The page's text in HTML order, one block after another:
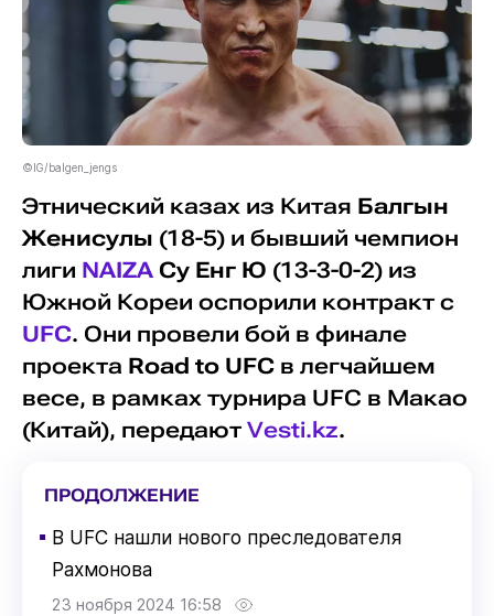
©IG/balgen_jengs
Этнический казах из Китая Балгын
Женисулы (18-5) и бывший чемпион
лиги NAIZAСу Енг Ю (13-3-0-2) из
Южной Кореи оспорили контракт с
UFC. Они провели бой в финале
проекта Road to UFCв легчайшем
весе, в рамках турнира UFC в Макао
(Китай), передают Vesti.kz.
ПРОДОЛЖЕНИЕ
▪ В UFC нашли нового преследователя
Рахмонова
23 ноября 2024 16:58